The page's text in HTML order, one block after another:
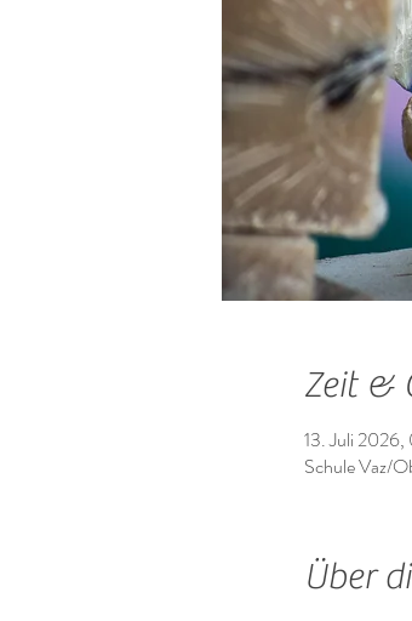
Zeit &
13. Juli
Schule Vaz/
Über